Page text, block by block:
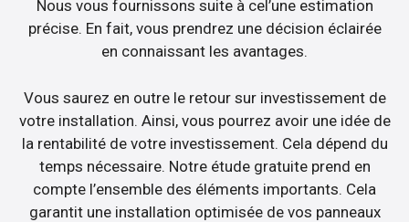
Nous vous fournissons suite à cel’une estimation
précise. En fait, vous prendrez une décision éclairée
en connaissant les avantages.
Vous saurez en outre le retour sur investissement de
votre installation. Ainsi, vous pourrez avoir une idée de
la rentabilité de votre investissement. Cela dépend du
temps nécessaire. Notre étude gratuite prend en
compte l’ensemble des éléments importants. Cela
garantit une installation optimisée de vos panneaux